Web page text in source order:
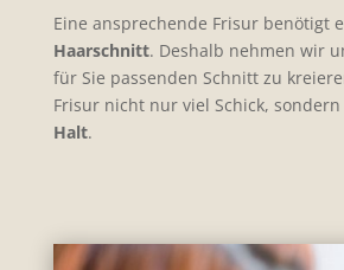
Eine ansprechende Frisur benötigt
Haarschnitt. Deshalb nehmen wir
für Sie passenden Schnitt zu
Frisur nicht nur viel Schick, sondern
Halt.